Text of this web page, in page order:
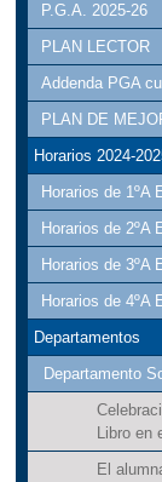
P.G.A. 2025-26
PLAN LECTOR
Addenda PGA
PLAN DE
Horarios 2024-
Horarios de 1ºA
Horarios de 2ºA
Horarios de 3ºA
Horarios de 4ºA
Departamentos
Departamento
Libro en
El